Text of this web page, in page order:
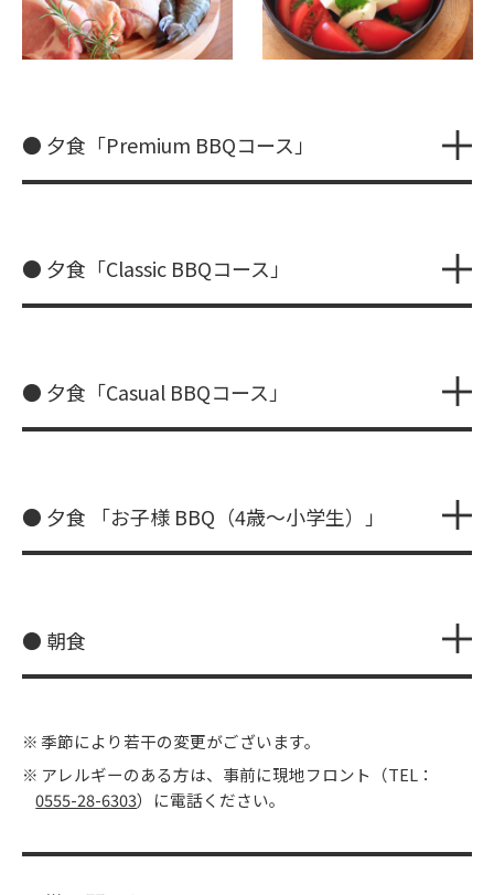
● 夕食「Premium BBQコース」
● 夕食「Classic BBQコース」
● 夕食「Casual BBQコース」
● 夕食 「お子様 BBQ（4歳～小学生）」
● 朝食
季節により若干の変更がございます。
アレルギーのある方は、事前に現地フロント（TEL：
0555-28-6303）に電話ください。